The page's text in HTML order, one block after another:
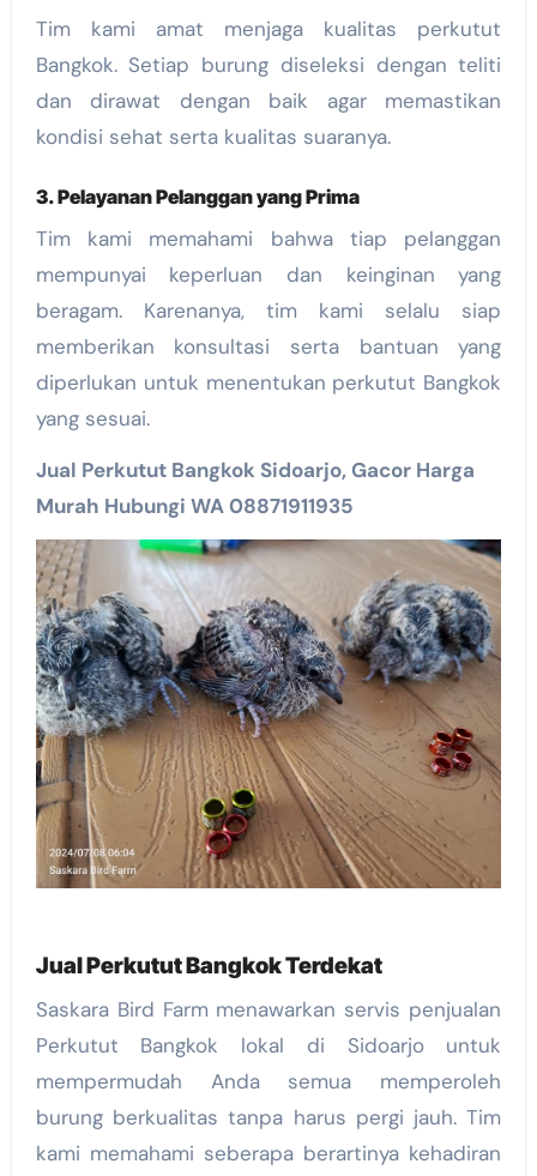
Tim kami amat menjaga kualitas perkutut
Bangkok. Setiap burung diseleksi dengan teliti
dan dirawat dengan baik agar memastikan
kondisi sehat serta kualitas suaranya.
3. Pelayanan Pelanggan yang Prima
Tim kami memahami bahwa tiap pelanggan
mempunyai keperluan dan keinginan yang
beragam. Karenanya, tim kami selalu siap
memberikan konsultasi serta bantuan yang
diperlukan untuk menentukan perkutut Bangkok
yang sesuai.
Jual Perkutut Bangkok Sidoarjo, Gacor Harga
Murah Hubungi WA 08871911935
Jual Perkutut Bangkok Terdekat
Saskara Bird Farm menawarkan servis penjualan
Perkutut Bangkok lokal di Sidoarjo untuk
mempermudah Anda semua memperoleh
burung berkualitas tanpa harus pergi jauh. Tim
kami memahami seberapa berartinya kehadiran